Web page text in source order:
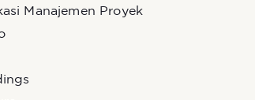
Manajemen Proyek